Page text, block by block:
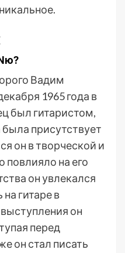
Вадим
1965 года в
был гитаристом,
присутствует
он в творческой и
повлияло на его
он увлекался
гитаре в
он
перед
он стал писать